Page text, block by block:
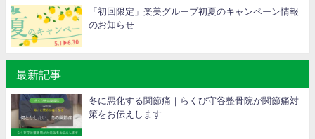
「初回限定」楽美グループ初夏のキャンペーン情報
のお知らせ
最新記事
冬に悪化する関節痛｜らくび守谷整骨院が関節痛対
策をお伝えします